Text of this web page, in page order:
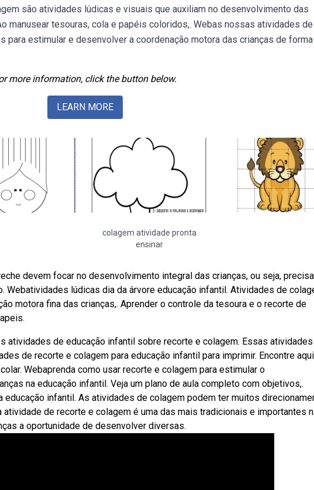
são atividades lúdicas e visuais que auxiliam no desenvolvimento das
manusear tesouras, cola e papéis coloridos,. Webas nossas atividades de
para estimular e desenvolver a coordenação motora das crianças de forma
more information, click the button below.
LEARN MORE
colagem atividade pronta
ensinar
devem focar no desenvolvimento integral das crianças, ou seja,
Webatividades lúdicas dia da árvore educação infantil. Atividades de
motora fina das crianças,. Aprender o controle da tesoura e o recorte de
atividades de educação infantil sobre recorte e colagem. Essas
de recorte e colagem para educação infantil para imprimir. Encontre aqui
Webaprenda como usar recorte e colagem para estimular o
na educação infantil. Veja um plano de aula completo com objetivos,.
infantil. As atividades de colagem podem ter muitos
de recorte e colagem é uma das mais tradicionais e importantes
a oportunidade de desenvolver diversas.